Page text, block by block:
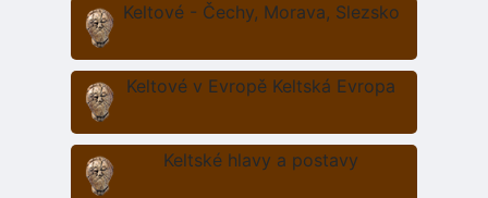
Keltové - Čechy, Morava, Slezsko
Keltové v Evropě Keltská Evropa
Keltské hlavy a postavy